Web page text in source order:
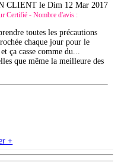
CLIENT leDim 12 Mar 2017
Certifié - Nombre d'avis :
toutes les précautions
chaque jour pour le
ça casse comme du...
que même la meilleure des
+